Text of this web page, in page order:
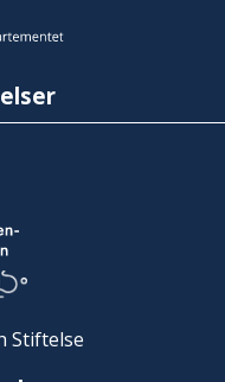
Stiftelse